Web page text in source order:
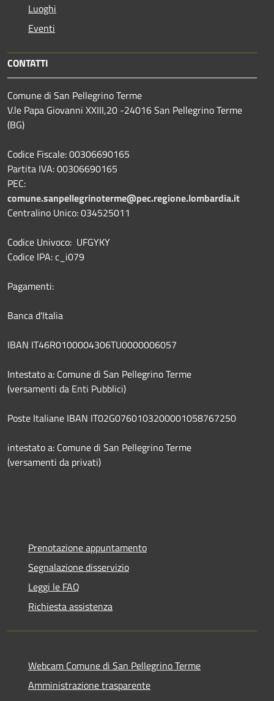
Luoghi
Eventi
CONTATTI
Comune di San Pellegrino Terme
V.le Papa Giovanni XXIII,20 -24016 San Pellegrino Terme
(BG)
Codice Fiscale: 00306690165
Partita IVA: 00306690165
PEC:
comune.sanpellegrinoterme@pec.regione.lombardia.it
Centralino Unico: 034525011
Codice Univoco: UFGYKY
Codice IPA: c_i079
Pagamenti:
Banca d'Italia
IBAN IT46R0100004306TU0000006057
Intestato a: Comune di San Pellegrino Terme
(versamenti da Enti Pubblici)
Poste Italiane IBAN IT02G0760103200001058767250
intestato a: Comune di San Pellegrino Terme
(versamenti da privati)
Prenotazione appuntamento
Segnalazione disservizio
Leggi le FAQ
Richiesta assistenza
Webcam Comune di San Pellegrino Terme
Amministrazione trasparente